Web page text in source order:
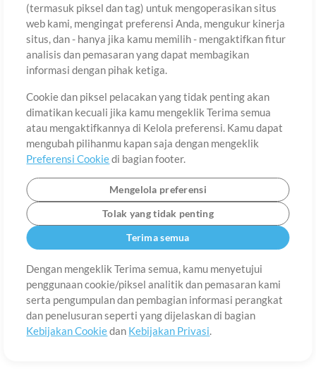
(termasuk piksel dan tag) untuk mengoperasikan situs
web kami, mengingat preferensi Anda, mengukur kinerja
situs, dan - hanya jika kamu memilih - mengaktifkan fitur
analisis dan pemasaran yang dapat membagikan
informasi dengan pihak ketiga.
Cookie dan piksel pelacakan yang tidak penting akan
dimatikan kecuali jika kamu mengeklik Terima semua
atau mengaktifkannya di Kelola preferensi. Kamu dapat
mengubah pilihanmu kapan saja dengan mengeklik
Preferensi Cookiedi bagian footer.
Mengelola preferensi
Tolak yang tidak penting
Terima semua
Dengan mengeklik Terima semua, kamu menyetujui
penggunaan cookie/piksel analitik dan pemasaran kami
serta pengumpulan dan pembagian informasi perangkat
dan penelusuran seperti yang dijelaskan di bagian
Kebijakan Cookiedan Kebijakan Privasi.
DaftarLupa Kata Sandi? Masuk
Tentang Ketentuan Penggunaan Kebijakan Privasi
©2006-2026 oleh MultiTracks.com LLC. Semua Hak Cipta Dilindungi
Undang-Undang.